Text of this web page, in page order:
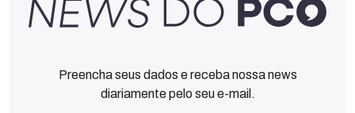
Preencha seus dados e receba nossa news
diariamente pelo seu e-mail.